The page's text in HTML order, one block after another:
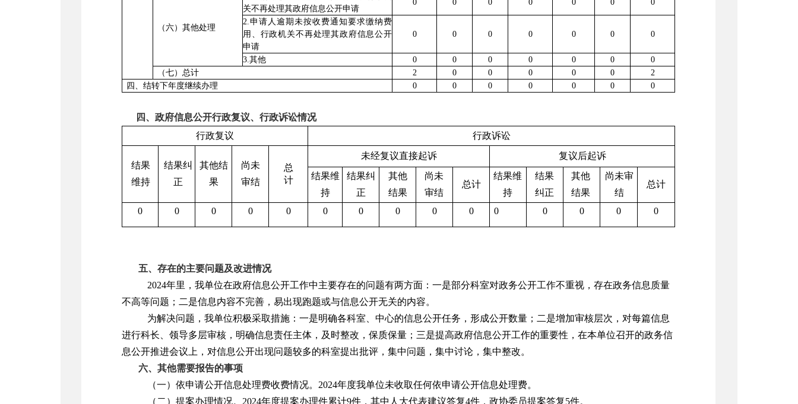
（六）其他处理
关不再处理其政府信息公开申请
0 0 0 0 0 0 0
2.申请人逾期未按收费通知要求缴纳费
用、行政机关不再处理其政府信息公开
申请
0 0 0 0 0 0 0
3.其他 0 0 0 0 0 0
0
（七）总计
2 0 0 0 0 0
2
四、结转下年度继续办理
0 0 0 0 0 0 0
四、政府信息公开行政复议、行政诉讼情况
行政复议
行政诉讼
结果
维持
结果纠
正
其他结
果
尚未
审结
总
计
未经复议直接起诉
复议后起诉
结果维
持
结果纠
正
其他
结果
尚未
审结
总计
结果维
持
结果
纠正
其他
结果
尚未审
结
总计
0 0 0 0 0 0 0 0 0 0 0 0 0 0 0
五、存在的主要问题及改进情况
2024年里，我单位在政府信息公开工作中主要存在的问题有两方面：一是部分科室对政务公开工作不重视，存在政务信息质量
不高等问题；二是信息内容不完善，易出现跑题或与信息公开无关的内容。
为解决问题，我单位积极采取措施：一是明确各科室、中心的信息公开任务，形成公开数量；二是增加审核层次，对每篇信息
进行科长、领导多层审核，明确信息责任主体，及时整改，保质保量；三是提高政府信息公开工作的重要性，在本单位召开的政务信
息公开推进会议上，对信息公开出现问题较多的科室提出批评，集中问题，集中讨论，集中整改。
六、其他需要报告的事项
（一）依申请公开信息处理费收费情况。2024年度我单位未收取任何依申请公开信息处理费。
（二）提案办理情况。2024年度提案办理件累计9件，其中人大代表建议答复4件，政协委员提案答复5件。